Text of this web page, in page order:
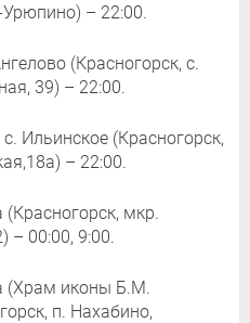
Урюпино) – 22:00.
(Красногорск, с.
39) – 22:00.
Ильинское (Красногорск,
– 22:00.
мкр.
– 00:00, 9:00.
(Храм иконы Б.М.
п. Нахабино,